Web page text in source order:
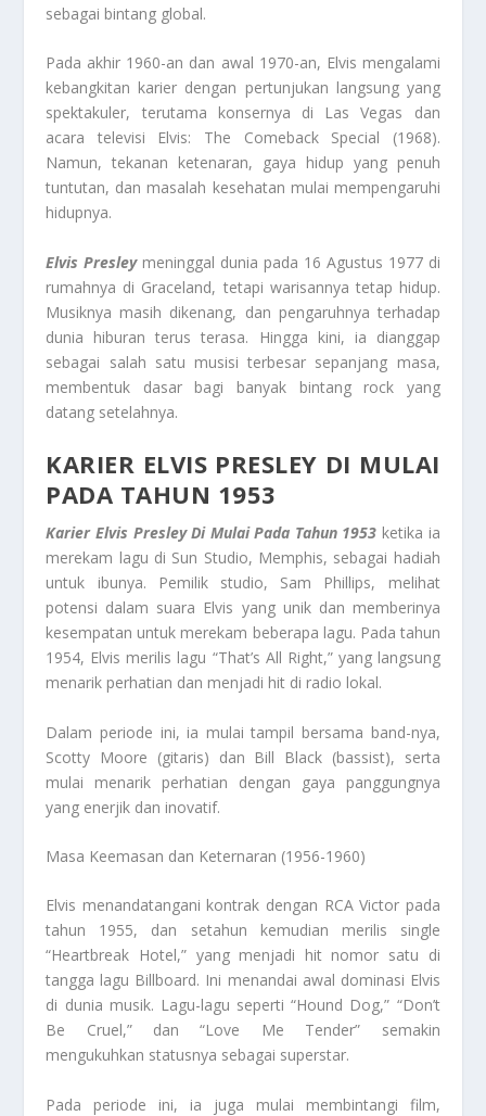
sebagai bintang global.
Pada akhir 1960-an dan awal 1970-an, Elvis mengalami
kebangkitan karier dengan pertunjukan langsung yang
spektakuler, terutama konsernya di Las Vegas dan
acara televisi Elvis: The Comeback Special (1968).
Namun, tekanan ketenaran, gaya hidup yang penuh
tuntutan, dan masalah kesehatan mulai mempengaruhi
hidupnya.
Elvis Presleymeninggal dunia pada 16 Agustus 1977 di
rumahnya di Graceland, tetapi warisannya tetap hidup.
Musiknya masih dikenang, dan pengaruhnya terhadap
dunia hiburan terus terasa. Hingga kini, ia dianggap
sebagai salah satu musisi terbesar sepanjang masa,
membentuk dasar bagi banyak bintang rock yang
datang setelahnya.
KARIER ELVIS PRESLEY DI MULAI
PADA TAHUN 1953
Karier Elvis Presley Di Mulai Pada Tahun 1953 ketika ia
merekam lagu di Sun Studio, Memphis, sebagai hadiah
untuk ibunya. Pemilik studio, Sam Phillips, melihat
potensi dalam suara Elvis yang unik dan memberinya
kesempatan untuk merekam beberapa lagu. Pada tahun
1954, Elvis merilis lagu “That’s All Right,” yang langsung
menarik perhatian dan menjadi hit di radio lokal.
Dalam periode ini, ia mulai tampil bersama band-nya,
Scotty Moore (gitaris) dan Bill Black (bassist), serta
mulai menarik perhatian dengan gaya panggungnya
yang enerjik dan inovatif.
Masa Keemasan dan Keternaran (1956-1960)
Elvis menandatangani kontrak dengan RCA Victor pada
tahun 1955, dan setahun kemudian merilis single
“Heartbreak Hotel,” yang menjadi hit nomor satu di
tangga lagu Billboard. Ini menandai awal dominasi Elvis
di dunia musik. Lagu-lagu seperti “Hound Dog,” “Don’t
Be Cruel,” dan “Love Me Tender” semakin
mengukuhkan statusnya sebagai superstar.
Pada periode ini, ia juga mulai membintangi film,